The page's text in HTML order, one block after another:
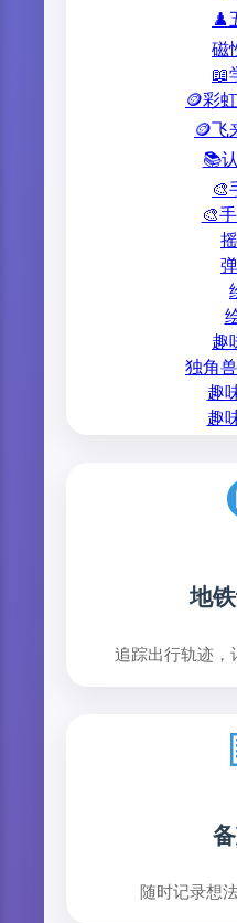
♟️
磁
📖
🪙彩
🪙飞
📚
🎨
🎨
趣
独角
趣
趣
地
追踪出行轨迹，
随时记录想